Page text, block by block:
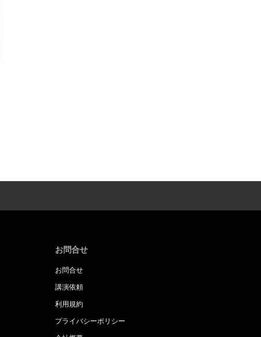
お問合せ
お問合せ
講演依頼
利用規約
プライバシーポリシー